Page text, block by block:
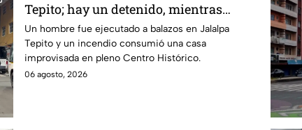
Tepito; hay un detenido, mientras
dormía
Un hombre fue ejecutado a balazos en Jalalpa
Tepito y un incendio consumió una casa
improvisada en pleno Centro Histórico.
06 agosto, 2026